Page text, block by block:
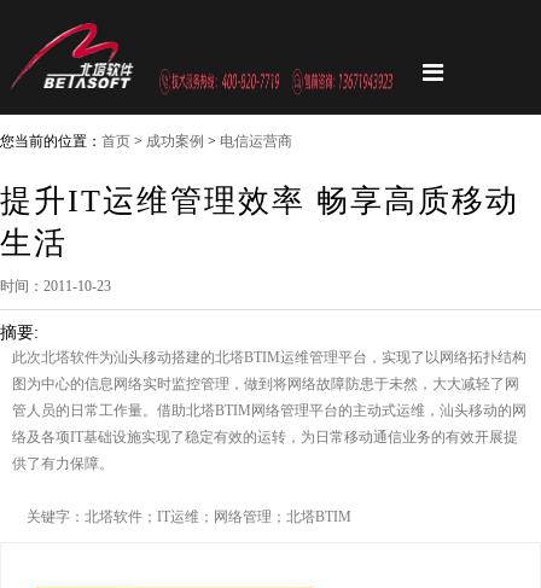
您当前的位置： 首页 > 成功案例 > 电信运营商
提升IT运维管理效率 畅享高质移动
生活
时间：2011-10-23
摘要:
此次北塔软件为汕头移动搭建的北塔BTIM运维管理平台，实现了以网络拓扑结构
图为中心的信息网络实时监控管理，做到将网络故障防患于未然，大大减轻了网
管人员的日常工作量。借助北塔BTIM网络管理平台的主动式运维，汕头移动的网
络及各项IT基础设施实现了稳定有效的运转，为日常移动通信业务的有效开展提
供了有力保障。
关键字：北塔软件；IT运维；网络管理；北塔BTIM